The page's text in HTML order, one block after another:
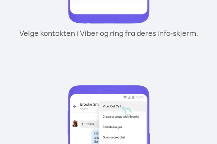
Velge kontakten i Viber og ring fra deres info-skjerm.